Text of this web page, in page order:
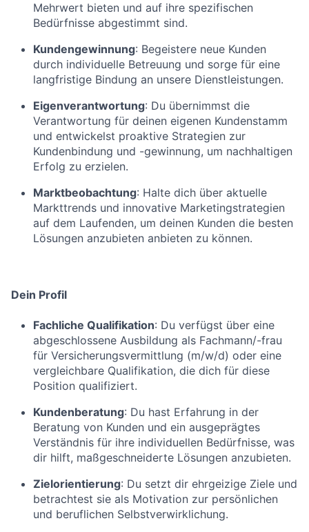
Mehrwert bieten und auf ihre spezifischen
Bedürfnisse abgestimmt sind.
Kundengewinnung: Begeistere neue Kunden
durch individuelle Betreuung und sorge für eine
langfristige Bindung an unsere Dienstleistungen.
Eigenverantwortung: Du übernimmst die
Verantwortung für deinen eigenen Kundenstamm
und entwickelst proaktive Strategien zur
Kundenbindung und -gewinnung, um nachhaltigen
Erfolg zu erzielen.
Marktbeobachtung: Halte dich über aktuelle
Markttrends und innovative Marketingstrategien
auf dem Laufenden, um deinen Kunden die besten
Lösungen anzubieten anbieten zu können.
Dein Profil
Fachliche Qualifikation: Du verfügst über eine
abgeschlossene Ausbildung als Fachmann/-frau
für Versicherungsvermittlung (m/w/d) oder eine
vergleichbare Qualifikation, die dich für diese
Position qualifiziert.
Kundenberatung: Du hast Erfahrung in der
Beratung von Kunden und ein ausgeprägtes
Verständnis für ihre individuellen Bedürfnisse, was
dir hilft, maßgeschneiderte Lösungen anzubieten.
Zielorientierung: Du setzt dir ehrgeizige Ziele und
betrachtest sie als Motivation zur persönlichen
und beruflichen Selbstverwirklichung.